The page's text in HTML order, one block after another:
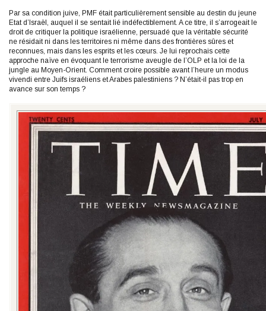
Par sa condition juive, PMF était particulièrement sensible au destin du jeune
Etat d’Israël, auquel il se sentait lié indéfectiblement. A ce titre, il s’arrogeait le
droit de critiquer la politique israélienne, persuadé que la véritable sécurité
ne résidait ni dans les territoires ni même dans des frontières sûres et
reconnues, mais dans les esprits et les cœurs. Je lui reprochais cette
approche naïve en évoquant le terrorisme aveugle de l’OLP et la loi de la
jungle au Moyen-Orient. Comment croire possible avant l’heure un modus
vivendi entre Juifs israéliens et Arabes palestiniens ? N’était-il pas trop en
avance sur son temps ?